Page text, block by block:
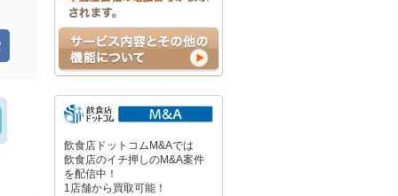
飲食店ドットコムM&Aでは
飲食店のイチ押しのM&A案件
を配信中！
1店舗から買取可能！